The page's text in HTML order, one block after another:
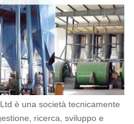
è una società tecnicamente
ricerca, sviluppo e